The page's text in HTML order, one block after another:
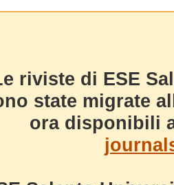
riviste di ESE
state migrate
ora disponibili